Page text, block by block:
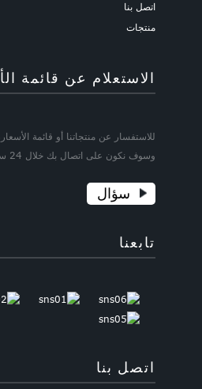
اتصل بنا
منتجات
الاستعلام عن قائمة
للاستفسار عن منتجاتنا أو قائمة
وسوف نكون على اتصال بك خلال 24 ساعة.
سؤال
تابعنا
اتصل بنا